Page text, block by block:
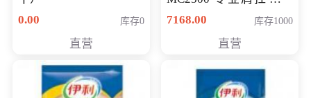
0.00
库存0
直营
储卡全高清摄录一体机
清入门级摄像机
7168.00 库存1000
直营